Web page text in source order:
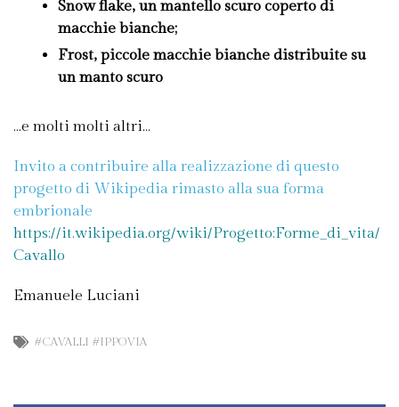
Snow flake, un mantello scuro coperto di
macchie bianche;
Frost, piccole macchie bianche distribuite su
un manto scuro
…e molti molti altri…
Invito a contribuire alla realizzazione di questo
progetto di Wikipedia rimasto alla sua forma
embrionale
https://it.wikipedia.org/wiki/Progetto:Forme_di_vita/
Cavallo
Emanuele Luciani
#CAVALLI #IPPOVIA